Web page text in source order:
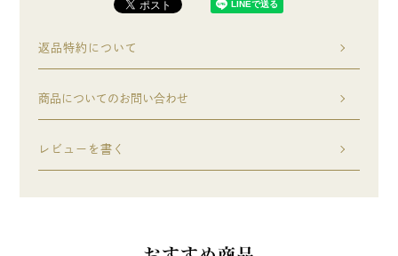
返品特約について
商品についてのお問い合わせ
レビューを書く